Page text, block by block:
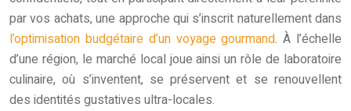
par vos achats, une approche qui s’inscrit naturellement dans
l’optimisation budgétaire d’un voyage gourmand. À l’échelle
d’une région, le marché local joue ainsi un rôle de laboratoire
culinaire, où s’inventent, se préservent et se renouvellent
des identités gustatives ultra-locales.